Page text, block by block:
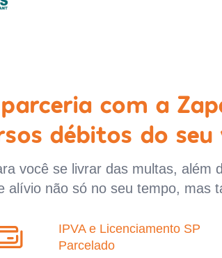
com a
débitos do seu
você se livrar das multas, além
alívio não só no seu tempo, mas
IPVA e Licenciamento SP
Parcelado